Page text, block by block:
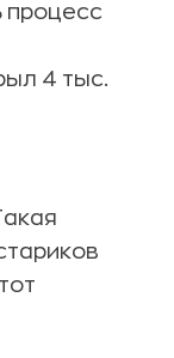
процесс
4 тыс.